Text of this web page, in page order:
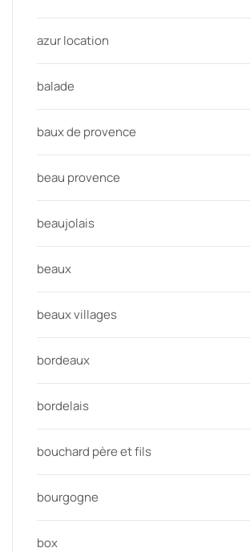
azur location
balade
baux de provence
beau provence
beaujolais
beaux
beaux villages
bordeaux
bordelais
bouchard père et fils
bourgogne
box